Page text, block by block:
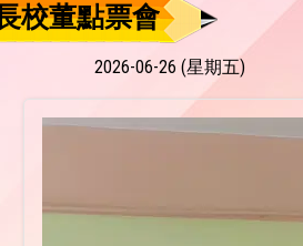
校董點票會
2026-06-26 (星期五)